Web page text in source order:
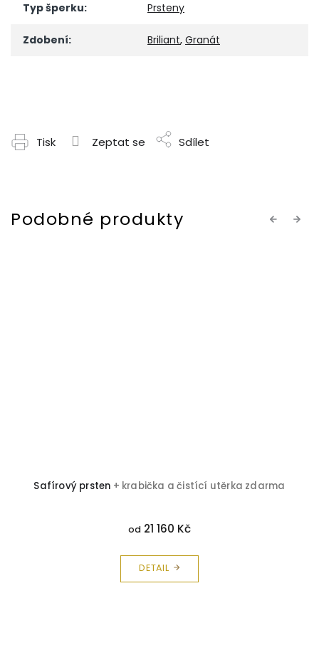
Typ šperku: Prsteny
Zdobení: Briliant, Granát
Tisk Zeptat se Sdílet
Previous
Safírový prsten + krabička a čistící utěrka zdarma
od 21 160 Kč
DETAIL
Next